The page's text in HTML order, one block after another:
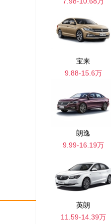
宝来
9.88-15.6万
朗逸
9.99-16.19万
英朗
11.59-14.39万
网站地图